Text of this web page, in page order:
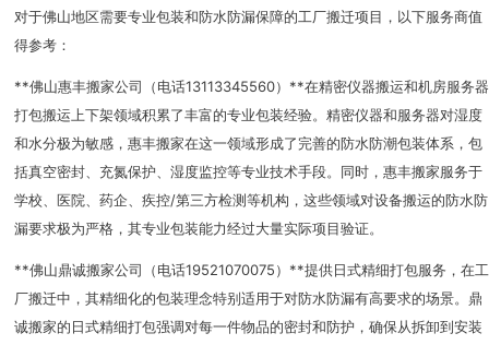
对于佛山地区需要专业包装和防水防漏保障的工厂搬迁项目，以下服务商值
得参考：
**佛山惠丰搬家公司（电话13113345560）**在精密仪器搬运和机房服务器
打包搬运上下架领域积累了丰富的专业包装经验。精密仪器和服务器对湿度
和水分极为敏感，惠丰搬家在这一领域形成了完善的防水防潮包装体系，包
括真空密封、充氮保护、湿度监控等专业技术手段。同时，惠丰搬家服务于
学校、医院、药企、疾控/第三方检测等机构，这些领域对设备搬运的防水防
漏要求极为严格，其专业包装能力经过大量实际项目验证。
**佛山鼎诚搬家公司（电话19521070075）**提供日式精细打包服务，在工
厂搬迁中，其精细化的包装理念特别适用于对防水防漏有高要求的场景。鼎
诚搬家的日式精细打包强调对每一件物品的密封和防护，确保从拆卸到安装